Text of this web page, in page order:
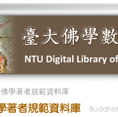
佛學著者規範資料庫